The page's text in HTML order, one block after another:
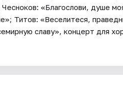
«Благослови, душе
Титов: «Веселитеся,
славу», концерт для